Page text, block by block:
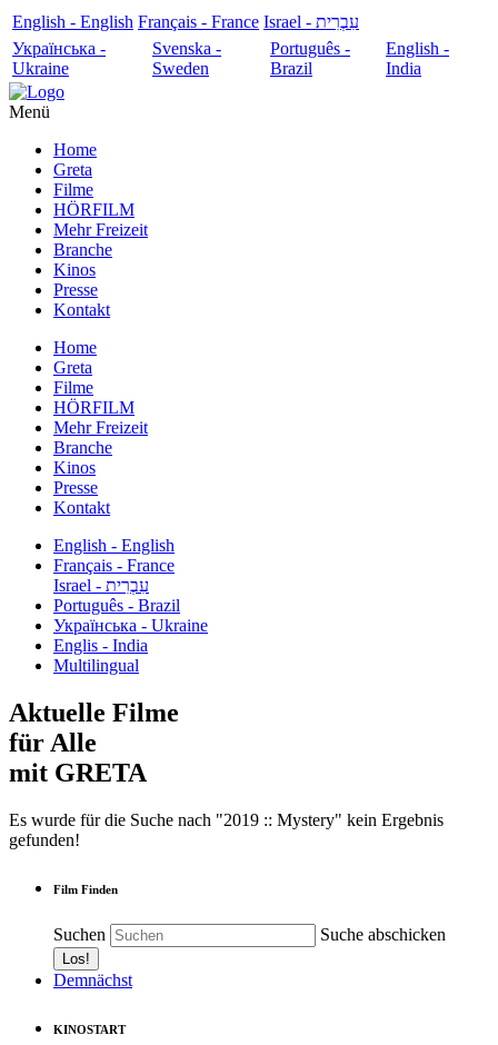
English - English Français - France
עִבְרִית - Israel
Українська -
Ukraine
Svenska -
Sweden
Português -
Brazil
English -
India
Menü
Home
Greta
Filme
HÖRFILM
Mehr Freizeit
Branche
Kinos
Presse
Kontakt
Home
Greta
Filme
HÖRFILM
Mehr Freizeit
Branche
Kinos
Presse
Kontakt
English - English
Français - France
עִבְרִית - Israel
Português - Brazil
Українська - Ukraine
Englis - India
Multilingual
Aktuelle Filme
für Alle
mit GRETA
Es wurde für die Suche nach "2019 :: Mystery" kein Ergebnis
gefunden!
Film Finden
Suchen Suche abschicken
Demnächst
KINOSTART